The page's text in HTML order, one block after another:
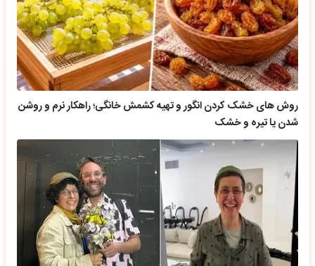
روش های خشک کردن انگور و تهیه کشمش خانگی؛ راهکار نرم و روشن
شدن یا تیره و خشک